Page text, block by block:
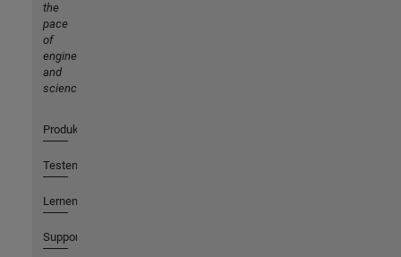
the
pace
of
engineering
and
science
Produkte
Testen oder Kaufen
Lernen
Support